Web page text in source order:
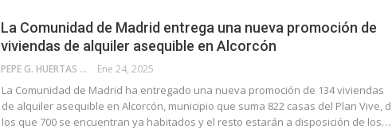
La Comunidad de Madrid entrega una nueva promoción de
viviendas de alquiler asequible en Alcorcón
PEPE G. HUERTAS Ene 24, 2025
La Comunidad de Madrid ha entregado una nueva promoción de 134 viviendas
de alquiler asequible en Alcorcón, municipio que suma 822 casas del Plan Vive,
los que 700 se encuentran ya habitados y el resto estarán a disposición de los…